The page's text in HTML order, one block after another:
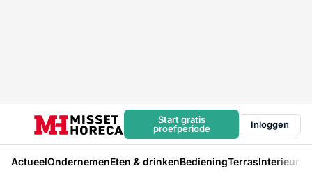
Start gratis
proefperiode
Inloggen
ActueelOndernemenEten & drinkenBedieningTerrasInterieur